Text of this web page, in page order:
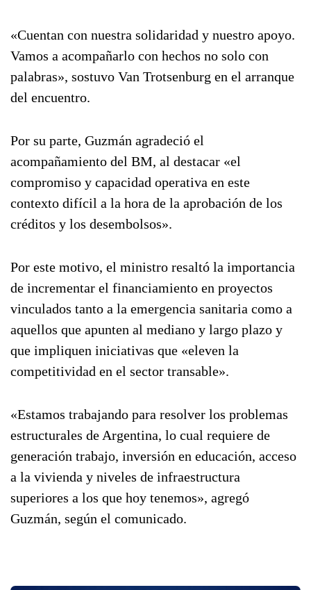
«Cuentan con nuestra solidaridad y nuestro apoyo.
Vamos a acompañarlo con hechos no solo con
palabras», sostuvo Van Trotsenburg en el arranque
del encuentro.
Por su parte, Guzmán agradeció el
acompañamiento del BM, al destacar «el
compromiso y capacidad operativa en este
contexto difícil a la hora de la aprobación de los
créditos y los desembolsos».
Por este motivo, el ministro resaltó la importancia
de incrementar el financiamiento en proyectos
vinculados tanto a la emergencia sanitaria como a
aquellos que apunten al mediano y largo plazo y
que impliquen iniciativas que «eleven la
competitividad en el sector transable».
«Estamos trabajando para resolver los problemas
estructurales de Argentina, lo cual requiere de
generación trabajo, inversión en educación, acceso
a la vivienda y niveles de infraestructura
superiores a los que hoy tenemos», agregó
Guzmán, según el comunicado.